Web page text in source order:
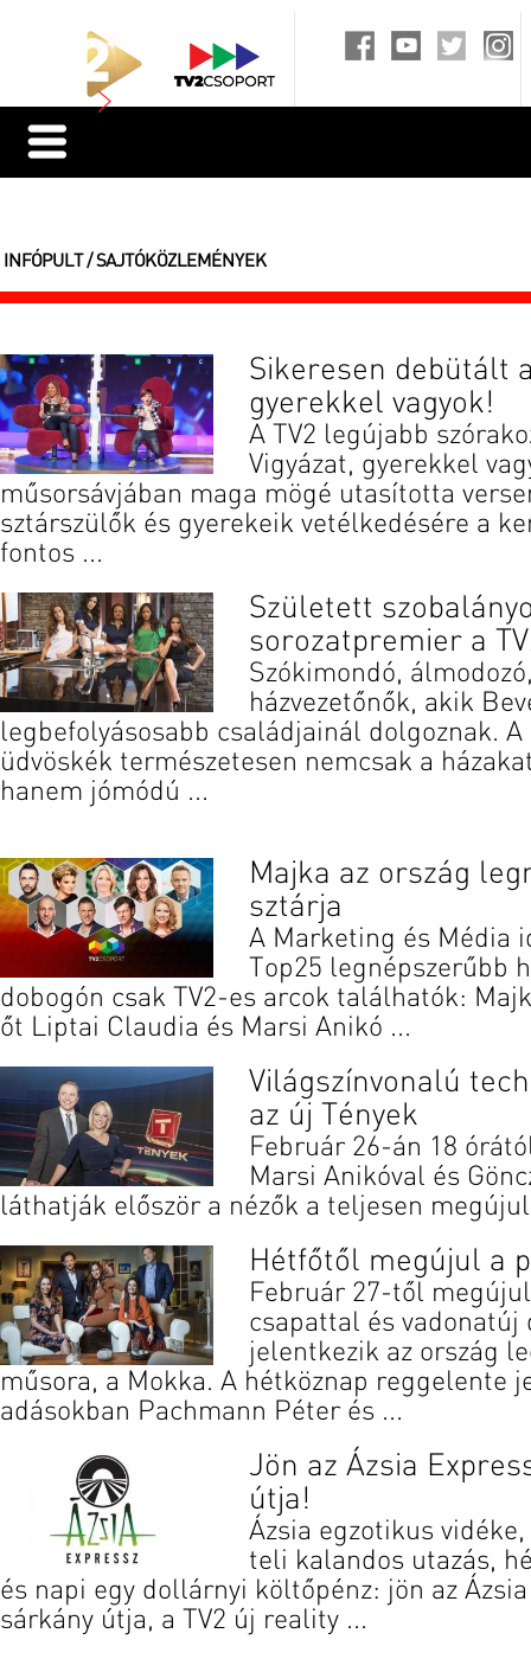
INFÓPULT / SAJTÓKÖZLEMÉNYEK
Sikeresen debütált
gyerekkel vagyok!
A TV2 legújabb
Vigyázat, gyerekkel
műsorsávjában maga mögé utasította
sztárszülők és gyerekeik vetélkedésére a
fontos ...
Született
sorozatpremier a
Szókimondó,
házvezetőnők, akik
legbefolyásosabb családjainál dolgoznak.
üdvöskék természetesen nemcsak a
hanem jómódú ...
Majka az ország
sztárja
A Marketing és Média
Top25 legnépszerűbb
dobogón csak TV2-es arcok találhatók:
őt Liptai Claudia és Marsi Anikó ...
Világszínvonalú
az új Tények
Február 26-án 18
Marsi Anikóval és
láthatják először a nézők a teljesen
Hétfőtől megújul a
Február 27-től
csapattal és vadonatúj
jelentkezik az ország
műsora, a Mokka. A hétköznap reggelente
adásokban Pachmann Péter és ...
Jön az Ázsia
útja!
Ázsia egzotikus
teli kalandos utazás,
és napi egy dollárnyi költőpénz: jön az
sárkány útja, a TV2 új reality ...